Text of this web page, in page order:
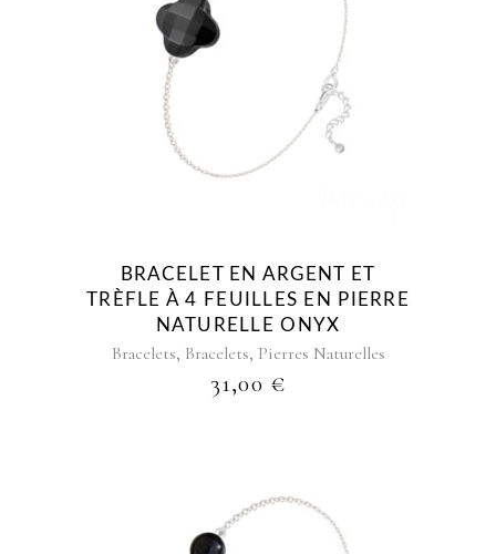
BRACELET EN ARGENT ET
TRÈFLE À 4 FEUILLES EN PIERRE
NATURELLE ONYX
Bracelets, Bracelets, Pierres Naturelles
31,00 €